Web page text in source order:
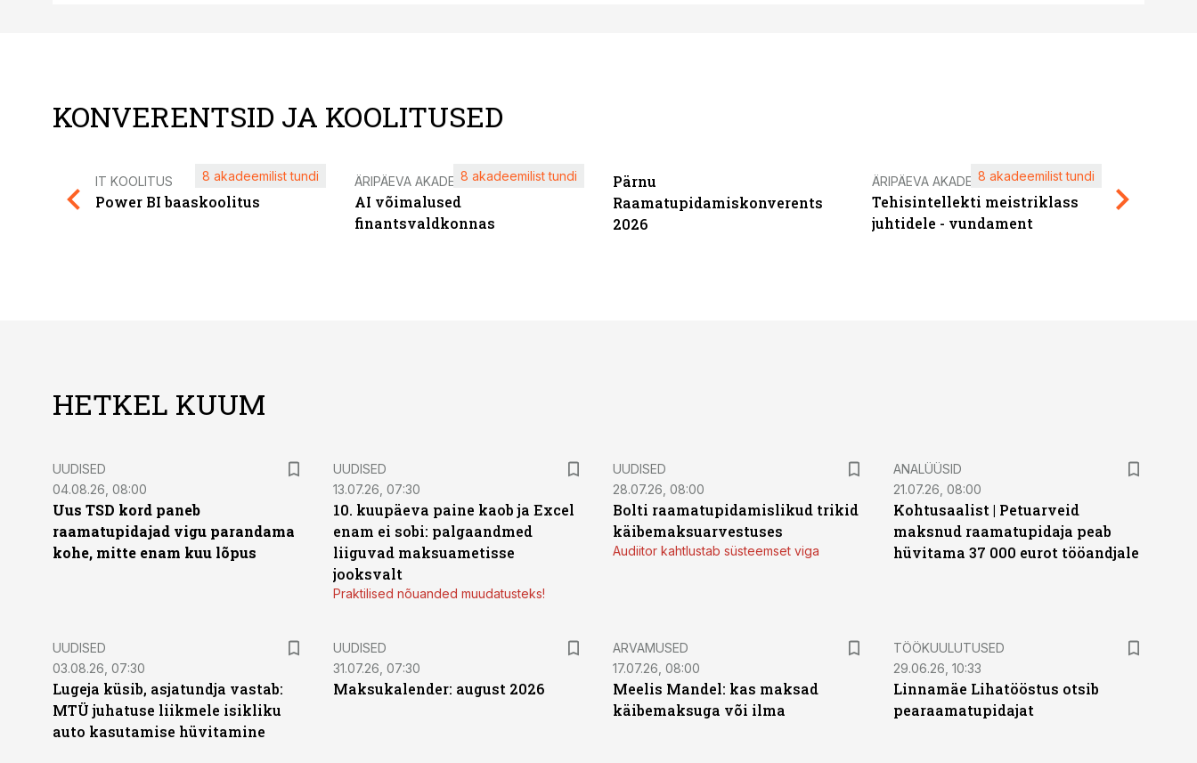
KONVERENTSID JA KOOLITUSED
IT KOOLITUS
Power BI baaskoolitus
8 akadeemilist tundi ÄRIPÄEVA AKADEEMIA
AI võimalused
finantsvaldkonnas
8 akadeemilist tundi
Pärnu
Raamatupidamiskonverents
2026
ÄRIPÄEVA AKADEEMIA
Tehisintellekti meistriklass
juhtidele - vundament
8 akadeemilist tundi
HETKEL KUUM
UUDISED
04.08.26, 08:00
Uus TSD kord paneb
raamatupidajad vigu parandama
kohe, mitte enam kuu lõpus
UUDISED
13.07.26, 07:30
10. kuupäeva paine kaob ja Excel
enam ei sobi: palgaandmed
liiguvad maksuametisse
jooksvalt
Praktilised nõuanded muudatusteks!
UUDISED
28.07.26, 08:00
Bolti raamatupidamislikud trikid
käibemaksuarvestuses
Audiitor kahtlustab süsteemset viga
ANALÜÜSID
21.07.26, 08:00
Kohtusaalist | Petuarveid
maksnud raamatupidaja peab
hüvitama 37 000 eurot tööandjale
UUDISED
03.08.26, 07:30
Lugeja küsib, asjatundja vastab:
MTÜ juhatuse liikmele isikliku
auto kasutamise hüvitamine
UUDISED
31.07.26, 07:30
Maksukalender: august 2026
ARVAMUSED
17.07.26, 08:00
Meelis Mandel: kas maksad
käibemaksuga või ilma
ST
TÖÖKUULUTUSED
29.06.26, 10:33
Linnamäe Lihatööstus otsib
pearaamatupidajat